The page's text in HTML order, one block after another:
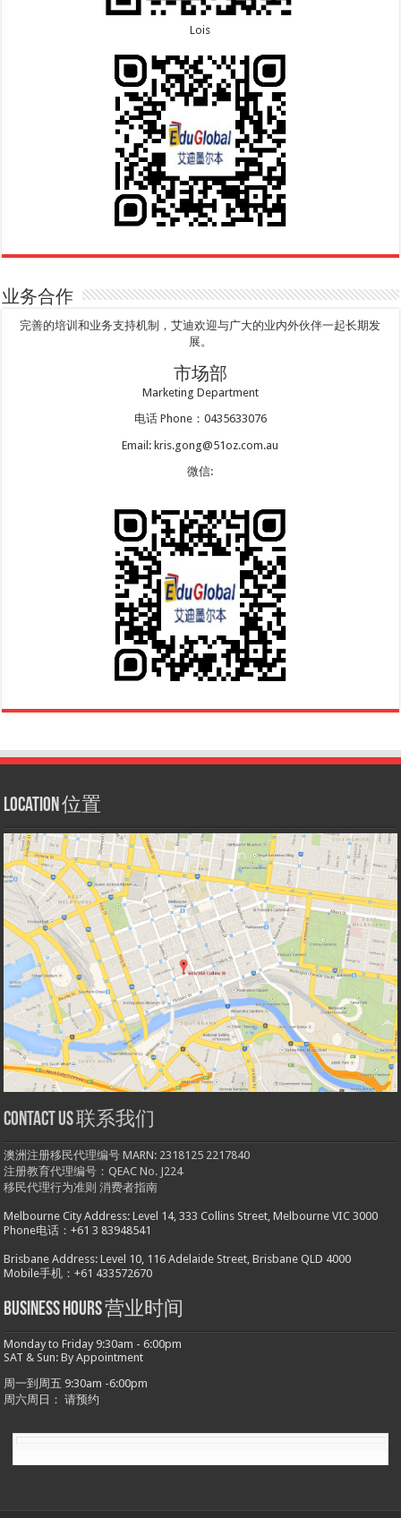
Lois
业务合作
完善的培训和业务支持机制，艾迪欢迎与广大的业内外伙伴一起长期发
展。
市场部
Marketing Department
电话 Phone：0435633076
Email: kris.gong@51oz.com.au
微信:
Location 位置
Contact us 联系我们
澳洲注册移民代理编号 MARN: 2318125 2217840
注册教育代理编号：QEAC No. J224
移民代理行为准则 消费者指南
Melbourne City Address: Level 14, 333 Collins Street, Melbourne VIC 3000
Phone电话：+61 3 83948541
Brisbane Address: Level 10, 116 Adelaide Street, Brisbane QLD 4000
Mobile手机：+61 433572670
Business hours 营业时间
Monday to Friday 9:30am - 6:00pm
SAT & Sun: By Appointment
周一到周五 9:30am -6:00pm
周六周日： 请预约